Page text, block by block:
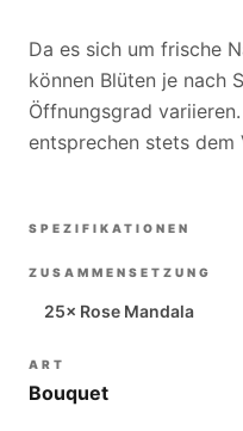
Da es sich um frische
können Blüten je nach
Öffnungsgrad
entsprechen stets dem
SPEZIFIKATIONEN
ZUSAMMENSETZUNG
25× Rose Mandala
ART
Bouquet